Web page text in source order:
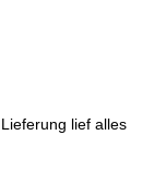
lief alles